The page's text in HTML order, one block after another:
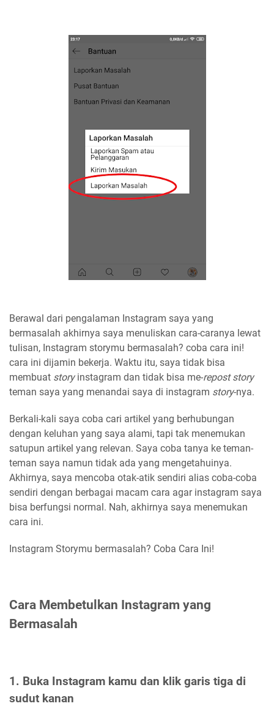
Berawal dari pengalaman Instagram saya yang
bermasalah akhirnya saya menuliskan cara-caranya lewat
tulisan, Instagram storymu bermasalah? coba cara ini!
cara ini dijamin bekerja. Waktu itu, saya tidak bisa
membuat storyinstagram dan tidak bisa me-repost story
teman saya yang menandai saya di instagram story-nya.
Berkali-kali saya coba cari artikel yang berhubungan
dengan keluhan yang saya alami, tapi tak menemukan
satupun artikel yang relevan. Saya coba tanya ke teman-
teman saya namun tidak ada yang mengetahuinya.
Akhirnya, saya mencoba otak-atik sendiri alias coba-coba
sendiri dengan berbagai macam cara agar instagram saya
bisa berfungsi normal. Nah, akhirnya saya menemukan
cara ini.
Instagram Storymu bermasalah? Coba Cara Ini!
Cara Membetulkan Instagram yang
Bermasalah
1. Buka Instagram kamu dan klik garis tiga di
sudut kanan